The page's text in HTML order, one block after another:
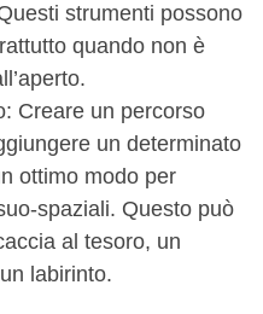
strumenti possono
quando non è
Creare un percorso
un determinato
ottimo modo per
spaziali. Questo può
al tesoro, un
labirinto.